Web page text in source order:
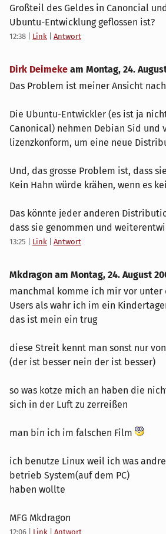
Großteil des Geldes in Canoncial
Ubuntu-Entwicklung geflossen ist?
12:38 Link Antwort
Dirk Deimeke am Montag, 24.
Das Problem ist meiner Ansicht
Die Ubuntu-Entwickler (es ist ja
Canonical) nehmen Debian Sid und
lizenzkonform, um eine neue
Und, das grosse Problem ist, dass
Kein Hahn würde krähen, wenn es
Das könnte jeder anderen
dass sie genommen und
13:25 Link Antwort
Mkdragon am Montag, 24. August
manchmal komme ich mir vor unter
Users als wahr ich im ein
das ist mein ein trug
diese Streit kennt man sonst nur
(der ist besser nein der ist besser)
so was kotze mich an haben die
sich in der Luft zu zerreißen
man bin ich im falschen Film
ich benutze Linux weil ich was
betrieb System(auf dem PC)
haben wollte
MFG Mkdragon
12:06 Link Antwort